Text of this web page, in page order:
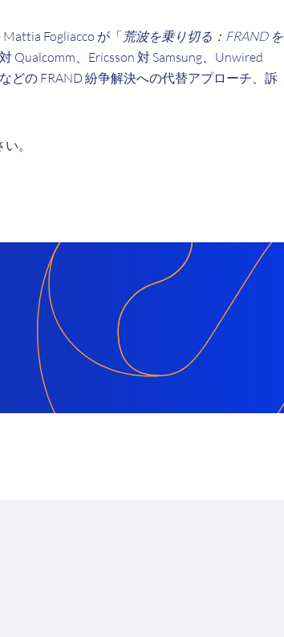
Fogliacco が「 荒波を乗り切る：FRAND を
Qualcomm、Ericsson 対 Samsung、Unwired
どの FRAND 紛争解決への代替アプローチ、訴
。